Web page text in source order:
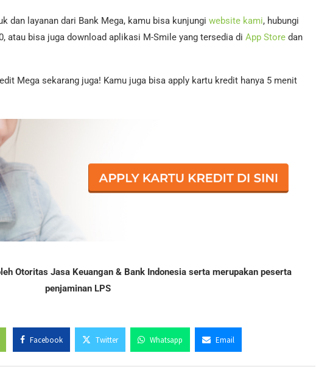
dan layanan dari Bank Mega, kamu bisa kunjungi website kami, hubungi
atau bisa juga download aplikasi M-Smile yang tersedia di App Store dan
Mega sekarang juga! Kamu juga bisa apply kartu kredit hanya 5 menit
Otoritas Jasa Keuangan & Bank Indonesia serta merupakan peserta
penjaminan LPS
Facebook Twitter Whatsapp Email